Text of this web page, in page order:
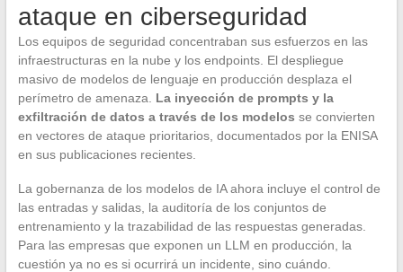
ataque en ciberseguridad
Los equipos de seguridad concentraban sus esfuerzos en las
infraestructuras en la nube y los endpoints. El despliegue
masivo de modelos de lenguaje en producción desplaza el
perímetro de amenaza. La inyección de prompts y la
exfiltración de datos a través de los modelos se convierten
en vectores de ataque prioritarios, documentados por la ENISA
en sus publicaciones recientes.
La gobernanza de los modelos de IA ahora incluye el control de
las entradas y salidas, la auditoría de los conjuntos de
entrenamiento y la trazabilidad de las respuestas generadas.
Para las empresas que exponen un LLM en producción, la
cuestión ya no es si ocurrirá un incidente, sino cuándo.